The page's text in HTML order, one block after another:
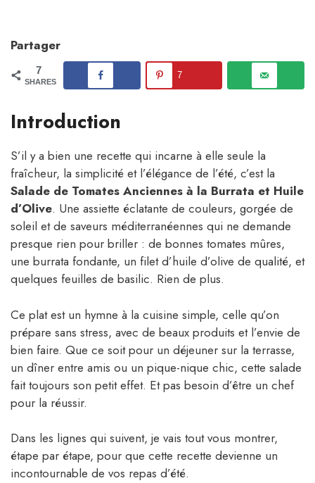
Partager
7
SHARES
7
Introduction
S’il y a bien une recette qui incarne à elle seule la
fraîcheur, la simplicité et l’élégance de l’été, c’est la
Salade de Tomates Anciennes à la Burrata et Huile
d’Olive. Une assiette éclatante de couleurs, gorgée de
soleil et de saveurs méditerranéennes qui ne demande
presque rien pour briller : de bonnes tomates mûres,
une burrata fondante, un filet d’huile d’olive de qualité, et
quelques feuilles de basilic. Rien de plus.
Ce plat est un hymne à la cuisine simple, celle qu’on
prépare sans stress, avec de beaux produits et l’envie de
bien faire. Que ce soit pour un déjeuner sur la terrasse,
un dîner entre amis ou un pique-nique chic, cette salade
fait toujours son petit effet. Et pas besoin d’être un chef
pour la réussir.
Dans les lignes qui suivent, je vais tout vous montrer,
étape par étape, pour que cette recette devienne un
incontournable de vos repas d’été.